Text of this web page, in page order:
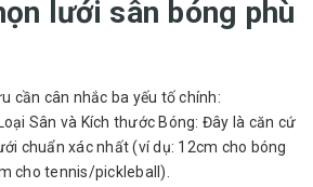
lưới sân bóng phù
cần cân nhắc ba yếu tố chính:
Sân và Kích thước Bóng: Đây là căn cứ
chuẩn xác nhất (ví dụ: 12cm cho bóng
cho tennis/pickleball).